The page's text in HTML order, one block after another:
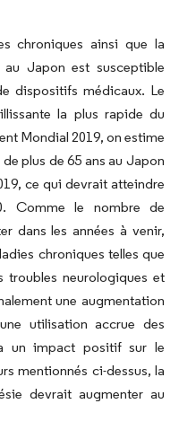
chroniques ainsi que la
Japon est susceptible
dispositifs médicaux. Le
la plus rapide du
Mondial 2019, on estime
plus de 65 ans au Japon
ce qui devrait atteindre
Comme le nombre de
dans les années à venir,
chroniques telles que
troubles neurologiques et
une augmentation
utilisation accrue des
un impact positif sur le
mentionnés ci-dessus, la
devrait augmenter au